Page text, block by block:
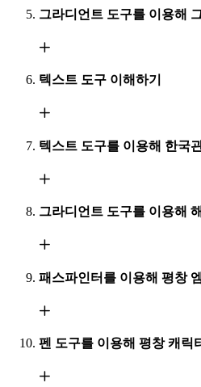
그라디언트 도구를 이용해
텍스트 도구 이해하기
텍스트 도구를 이용해 한국
그라디언트 도구를 이용해
패스파인터를 이용해 평창
펜 도구를 이용해 평창 캐릭